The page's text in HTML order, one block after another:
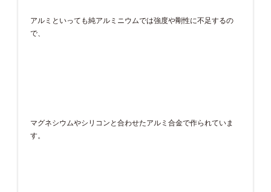
アルミといっても純アルミニウムでは強度や剛性に不足するの
で、
マグネシウムやシリコンと合わせたアルミ合金で作られていま
す。